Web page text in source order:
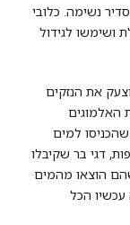
נשימה. כלובי
ושימשו לגידול
את הנזקים
האלמוגים
למים
דגי בר שקיבלו
הוצאו מהמים
עכשיו הכל